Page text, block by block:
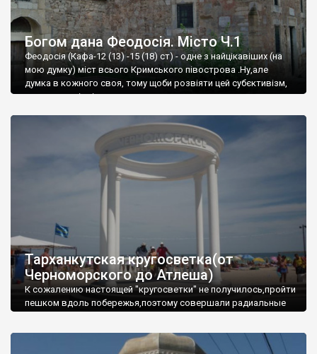
Богом дана Феодосія. Місто Ч.1
Феодосія (Кафа-12 (13) -15 (18) ст) - одне з найцікавіших (на
мою думку) міст всього Кримського півострова .Ну,але
думка в кожного своя, тому щоби розвіяти цей субєктивізм,
запрошую відвідати це
Тарханкутская кругосветка(от
Черноморского до Атлеша)
К сожалению настоящей "кругосветки" не получилось,пройти
пешком вдоль побережья,поэтому совершали радиальные